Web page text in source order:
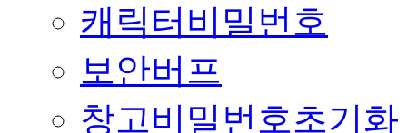
캐릭터비밀번호
보안버프
창고비밀번호초기화